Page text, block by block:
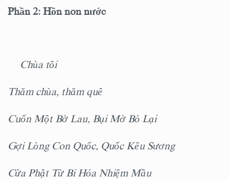
Phần 2: Hồn non nước
Chùa tôi
Thăm chùa, thăm quê
Cuốn Một Bờ Lau, Bụi Mờ Bỏ Lại
Gợi Lòng Con Quốc, Quốc Kêu Sương
Cửa Phật Từ Bi Hóa Nhiệm Mầu